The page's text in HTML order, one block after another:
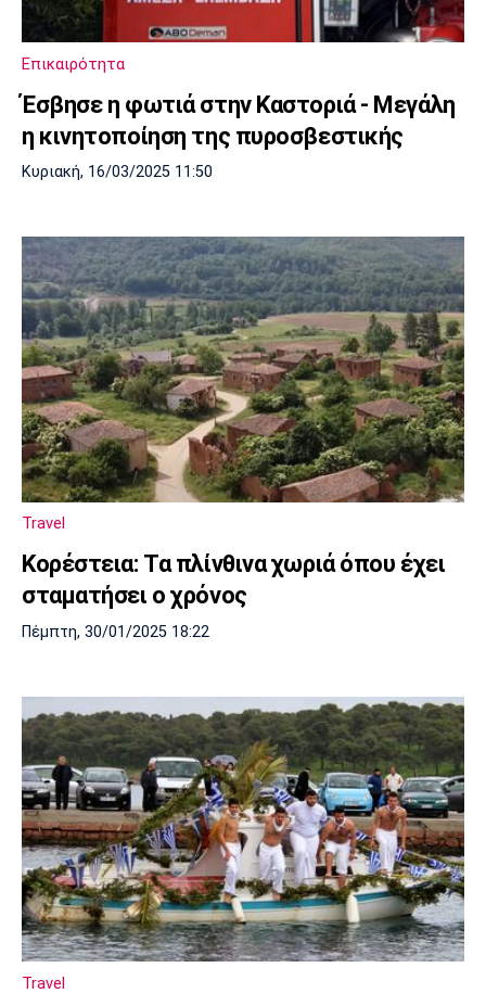
Πολιτισμός
Τραγούδια
Cine Spot
Running
Παρασκήνιο
Πρόγραμμα TV
Μπαρτσελόνα
Ρεάλ
Μαδρίτης
Ατλέτικο
Μαδρίτης
Μάντσεστερ
Γιουνάιτεντ
Τσέλσι Άρσεναλ
Λίβερπουλ
Μάντσεστερ
Γιουβέντους
Μπορούσια
Ντόρτμουντ
Παρί Σεν
Ζερμέν
Μαρσέιγ
Μονακό
Ερυθρός
Αστέρας
Τότεναμ
Επικαιρότητα
Έσβησε η φωτιά στην Καστοριά - Μεγάλη
η κινητοποίηση της πυροσβεστικής
Κυριακή, 16/03/2025 11:50
Travel
Κορέστεια: Τα πλίνθινα χωριά όπου έχει
σταματήσει ο χρόνος
Πέμπτη, 30/01/2025 18:22
Travel